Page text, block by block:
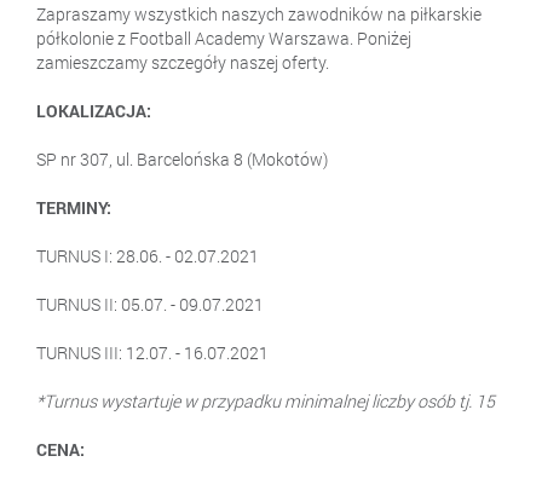
Zapraszamy wszystkich naszych zawodników na piłkarskie
półkolonie z Football Academy Warszawa. Poniżej
zamieszczamy szczegóły naszej oferty.
LOKALIZACJA:
SP nr 307, ul. Barcelońska 8 (Mokotów)
TERMINY:
TURNUS I: 28.06. - 02.07.2021
TURNUS II: 05.07. - 09.07.2021
TURNUS III: 12.07. - 16.07.2021
*Turnus wystartuje w przypadku minimalnej liczby osób tj. 15
CENA: